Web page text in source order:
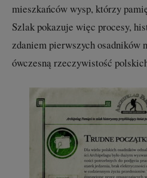
mieszkańców wysp, którzy
Szlak pokazuje więc procesy,
zdaniem pierwszych osadników
ówczesną rzeczywistość